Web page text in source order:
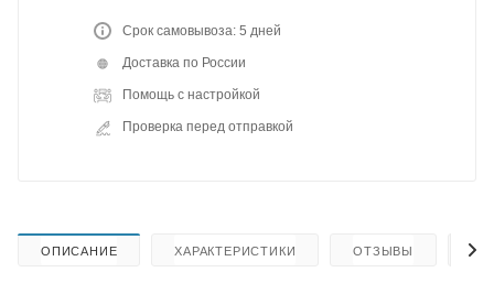
Срок самовывоза: 5 дней
Доставка по России
Помощь с настройкой
Проверка перед отправкой
ОПИСАНИЕ ХАРАКТЕРИСТИКИ ОТЗЫВЫ